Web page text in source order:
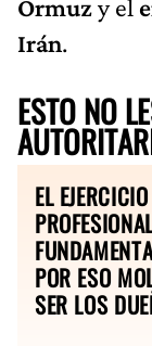
Ormuzy el
Irán.
ESTO NO
EL
POR ESO
SER LOS